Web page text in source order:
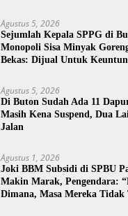
Agustus 5, 2026
Sejumlah Kepala SPPG di
Monopoli Sisa Minyak
Bekas: Dijual Untuk
Agustus 5, 2026
Di Buton Sudah Ada 11
Masih Kena Suspend, Dua
Jalan
Agustus 1, 2026
Joki BBM Subsidi di SPBU
Makin Marak, Pengendara:
Dimana, Masa Mereka Tidak